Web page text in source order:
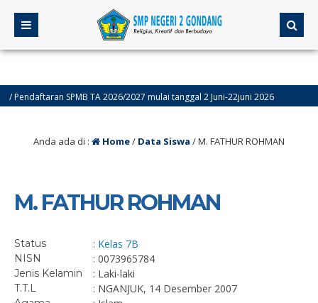
SPMB TA 2026/2027 mulai tanggal 2 Juni-22juni 2026
Anda ada di : Home/ Data Siswa /M. FATHUR ROHMAN
M. FATHUR ROHMAN
Status : Kelas 7B
NISN : 0073965784
Jenis Kelamin : Laki-laki
T.T.L : NGANJUK, 14 Desember 2007